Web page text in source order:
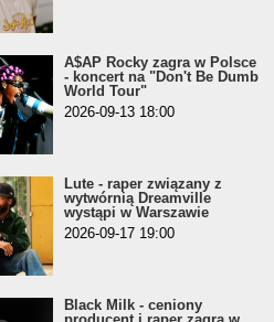
A$AP Rocky zagra w Polsce
- koncert na "Don't Be Dumb
World Tour"
2026-09-13 18:00
Lute - raper związany z
wytwórnią Dreamville
wystąpi w Warszawie
2026-09-17 19:00
Black Milk - ceniony